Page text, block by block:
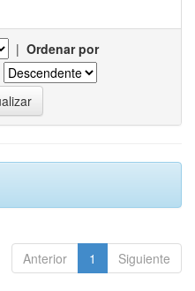
| Ordenar por
Anterior 1 Siguiente